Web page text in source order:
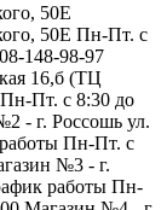
50Е
50Е Пн-Пт. с
148-98-97
16,б (ТЦ
Пт. с 8:30 до
- г. Россошь ул.
Пн-Пт. с
№3 - г.
работы Пн-